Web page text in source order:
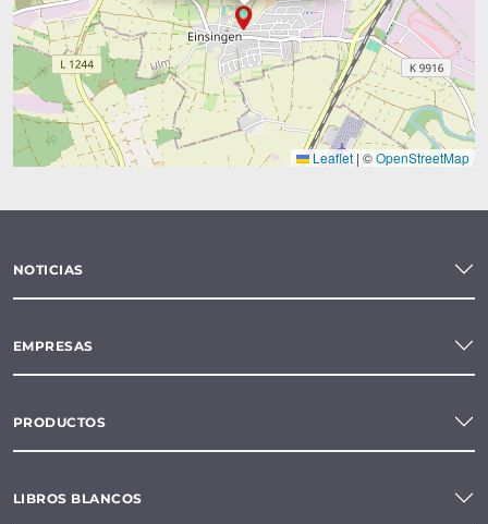
Leaflet | ©OpenStreetMap
NOTICIAS
EMPRESAS
PRODUCTOS
LIBROS BLANCOS